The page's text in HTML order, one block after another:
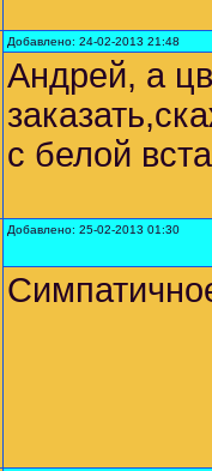
Добавлено: 24-02-2013 21:48
Андрей, а
с белой
Добавлено: 25-02-2013 01:30